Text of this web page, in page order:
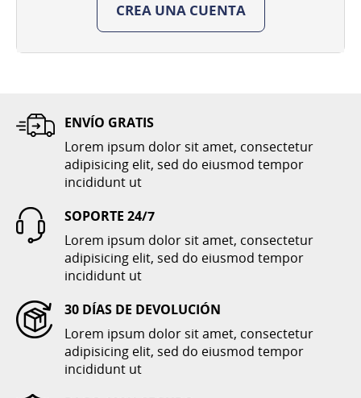
CREA UNA CUENTA
ENVÍO GRATIS
Lorem ipsum dolor sit amet, consectetur
adipisicing elit, sed do eiusmod tempor
incididunt ut
SOPORTE 24/7
Lorem ipsum dolor sit amet, consectetur
adipisicing elit, sed do eiusmod tempor
incididunt ut
30 DÍAS DE DEVOLUCIÓN
Lorem ipsum dolor sit amet, consectetur
adipisicing elit, sed do eiusmod tempor
incididunt ut